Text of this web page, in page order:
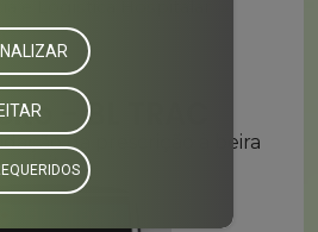
- BL TRAC
da prescrição à beira
leito